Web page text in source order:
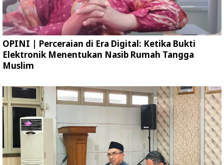
OPINI | Perceraian di Era Digital: Ketika Bukti
Elektronik Menentukan Nasib Rumah Tangga
Muslim